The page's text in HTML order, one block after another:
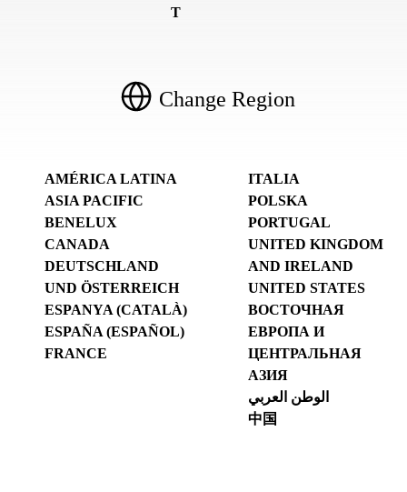
T
Change Region
AMÉRICA LATINA
ASIA PACIFIC
BENELUX
CANADA
DEUTSCHLAND
UND ÖSTERREICH
ESPANYA (CATALÀ)
ESPAÑA (ESPAÑOL)
FRANCE
ITALIA
POLSKA
PORTUGAL
UNITED KINGDOM
AND IRELAND
UNITED STATES
ВОСТОЧНАЯ
ЕВРОПА И
ЦЕНТРАЛЬНАЯ
АЗИЯ
الوطن العربي
中国